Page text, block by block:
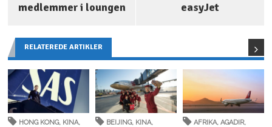
medlemmer i loungen
easyJet
RELATEREDE ARTIKLER
HONG KONG, KINA,
BEIJING, KINA,
AFRIKA, AGADIR,